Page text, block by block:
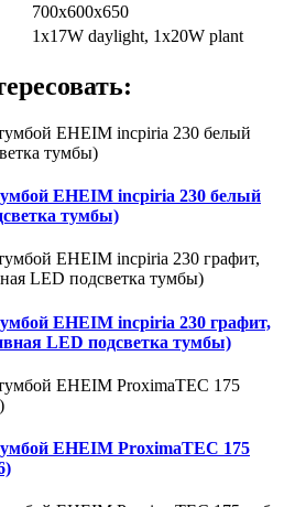
700x600x650
1x17W daylight, 1x20W plant
EHEIM incpiria 230 белый
тумбы)
EHEIM incpiria 230 графит,
LED подсветка тумбы)
EHEIM ProximaTEC 175